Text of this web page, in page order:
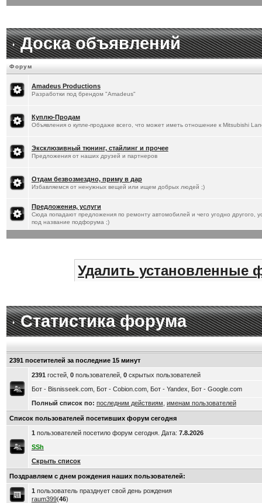
Доска объявлений
Форум
Amadeus Productions
Разработки под брендом "Amadeus"
Куплю-Продам
Объявления о купле-продаже всего, что может иметь отношение к Mitsubishi
Эксклюзивный тюнинг, стайлинг и прочее
Предложения от наших друзей и партнеров
Отдам безвозмездно, приму в дар
Избавляемся от ненужных вещей или ищем добрых людей ;)
Предложения, услуги
Сюда попадают предложения по ремонту автомобилей и чего угодно другого,
под название подфорума ;)
Удалить установленные
Статистика форума
2391 посетителей за последние 15 минут
2391 гостей, 0пользователей, 0скрытых пользователей
Бот - Bisnisseek.com, Бот - Cobion.com, Бот - Yandex, Бот - Google.com
Полный список по: последним действиям именам пользователей
Список пользователей посетивших форум сегодня
1 пользователей посетило форум сегодня. Дата: 7.8.2026
SSh
Скрыть список
Поздравляем с днем рождения наших пользователей:
1 пользователь празднует свой день рождения
raum399(46)